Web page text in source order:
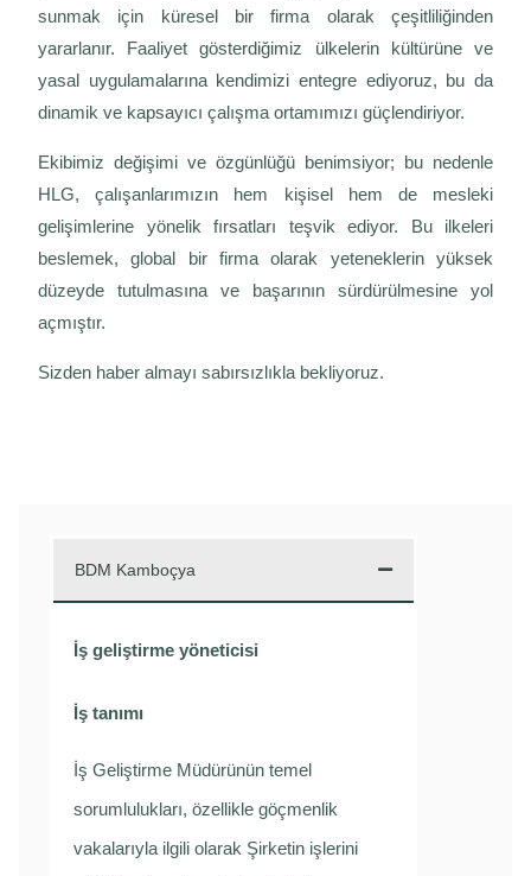
sunmak için küresel bir firma olarak çeşitliliğinden
yararlanır. Faaliyet gösterdiğimiz ülkelerin kültürüne ve
yasal uygulamalarına kendimizi entegre ediyoruz, bu da
dinamik ve kapsayıcı çalışma ortamımızı güçlendiriyor.
Ekibimiz değişimi ve özgünlüğü benimsiyor; bu nedenle
HLG, çalışanlarımızın hem kişisel hem de mesleki
gelişimlerine yönelik fırsatları teşvik ediyor. Bu ilkeleri
beslemek, global bir firma olarak yeteneklerin yüksek
düzeyde tutulmasına ve başarının sürdürülmesine yol
açmıştır.
Sizden haber almayı sabırsızlıkla bekliyoruz.
BDM Kamboçya
İş geliştirme yöneticisi
İş tanımı
İş Geliştirme Müdürünün temel
sorumlulukları, özellikle göçmenlik
vakalarıyla ilgili olarak Şirketin işlerini